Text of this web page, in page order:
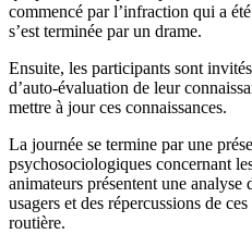
commencé par l’infraction qui a
s’est terminée par un drame.
Ensuite, les participants sont
d’auto-évaluation de leur
mettre à jour ces connaissances.
La journée se termine par une
psychosociologiques concernant
animateurs présentent une analyse
usagers et des répercussions de
routière.